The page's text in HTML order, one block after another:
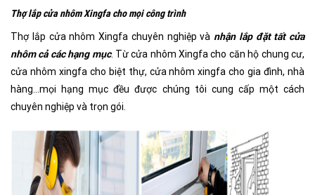
Thợ lắp cửa nhôm Xingfa cho mọi công trình
Thợ lắp cửa nhôm Xingfa chuyên nghiệp và nhận lắp đặt tất cửa
nhôm cả các hạng mục. Từ cửa nhôm Xingfa cho căn hộ chung cư,
cửa nhôm xingfa cho biệt thự, cửa nhôm xingfa cho gia đình, nhà
hàng…mọi hạng mục đều được chúng tôi cung cấp một cách
chuyên nghiệp và trọn gói.